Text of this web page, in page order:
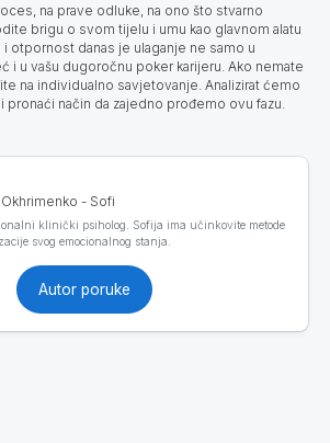
na prave odluke, na ono što stvarno
brigu o svom tijelu i umu kao glavnom alatu
i otpornost danas je ulaganje ne samo u
i u vašu dugoročnu poker karijeru. Ako nemate
na individualno savjetovanje. Analizirat ćemo
način da zajedno prođemo ovu fazu.
- Sofi
klinički psiholog. Sofija ima učinkovite metode
svog emocionalnog stanja.
Autor poruke